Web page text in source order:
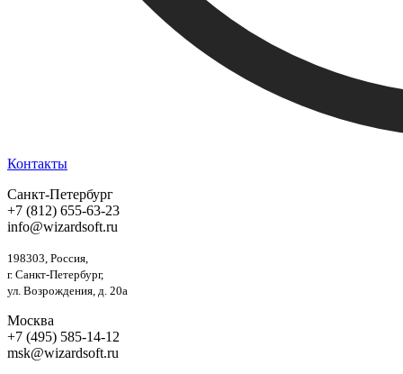
Контакты
Санкт-Петербург
+7 (812) 655-63-23
info@wizardsoft.ru
198303, Россия,
г. Санкт-Петербург,
ул. Возрождения, д. 20а
Москва
+7 (495) 585-14-12
msk@wizardsoft.ru